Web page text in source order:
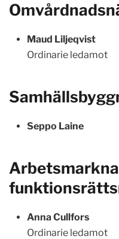
Maud Liljeqvist
Ordinarie ledamot
Seppo Laine
Anna Cullfors
Ordinarie ledamot